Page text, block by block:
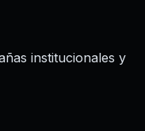
institucionales y